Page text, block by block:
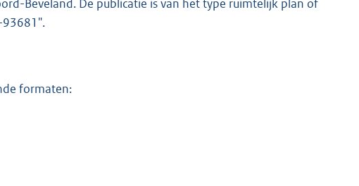
d
o
Beveland. De publicatie is van het type ruimtelijk plan of
93681".
formaten: